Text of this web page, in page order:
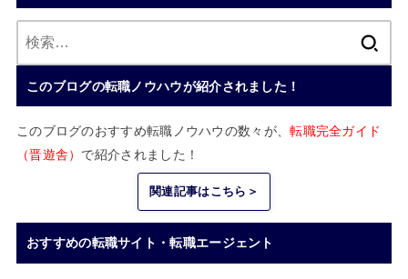
このブログの転職ノウハウが紹介されました！
このブログのおすすめ転職ノウハウの数々が、転職完全ガイド
（晋遊舎） で紹介されました！
関連記事はこちら＞
おすすめの転職サイト・転職エージェント